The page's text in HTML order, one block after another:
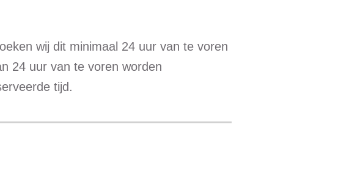
wij dit minimaal 24 uur van te voren
24 uur van te voren worden
tijd.